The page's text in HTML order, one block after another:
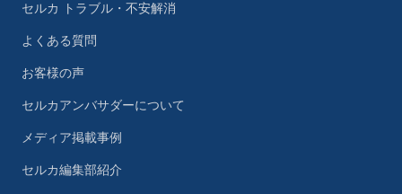
セルカ トラブル・不安解消
よくある質問
お客様の声
セルカアンバサダーについて
メディア掲載事例
セルカ編集部紹介